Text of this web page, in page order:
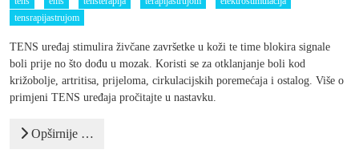
tensrapijastrujom
TENS uređaj stimulira živčane završetke u koži te time blokira signale
boli prije no što dođu u mozak. Koristi se za otklanjanje boli kod
križobolje, artritisa, prijeloma, cirkulacijskih poremećaja i ostalog. Više o
primjeni TENS uređaja pročitajte u nastavku.
Opširnije …